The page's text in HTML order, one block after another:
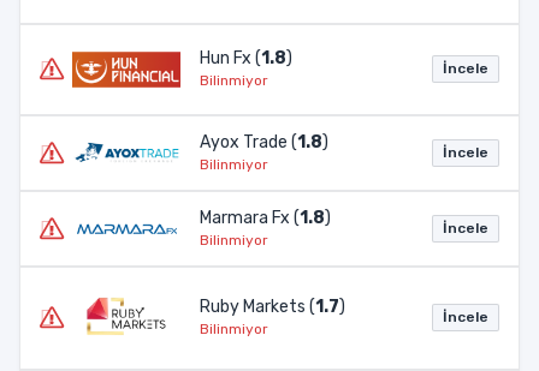
Hun Fx (1.8)
Bilinmiyor
İncele
Ayox Trade (1.8)
Bilinmiyor
İncele
Marmara Fx (1.8)
Bilinmiyor
İncele
Ruby Markets (1.7)
Bilinmiyor
İncele